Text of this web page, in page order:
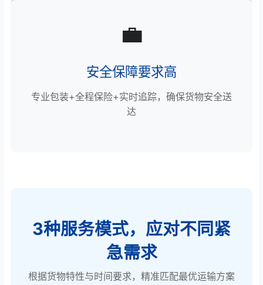
💼
安全保障要求高
专业包装+全程保险+实时追踪，确保货物安全送
达
3种服务模式，应对不同紧
急需求
根据货物特性与时间要求，精准匹配最优运输方案